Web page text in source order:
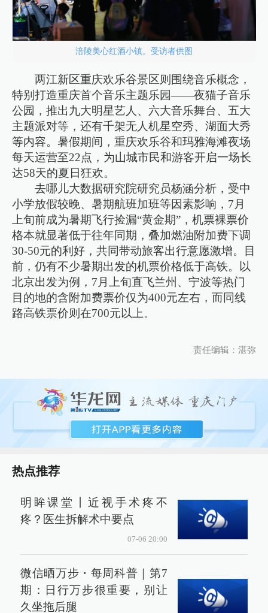
涪陵美心红酒小镇。受访者供图
两江新区重庆欢乐谷景区则围绕音乐概念，
特别打造重庆首个音乐主题乐园——夜猫子音乐
公园，推出九大明星艺人、六大音乐舞台、五大
主题派对等，还有千架无人机星空秀、湖面大秀
等内容。暑假期间，重庆欢乐谷和玛雅海滩夜场
每天运营至22点，为山城市民和游客开启一场长
达58天的夏日狂欢。
去哪儿大数据研究院研究员杨涵分析，受中
小学放假较晚、暑期航班加班等因素影响，7月
上旬前成为暑期飞行捡漏“黄金期”，机票裸票价
格本就显著低于往年同期，叠加燃油附加费下调
30-50元的利好，共同带动旅客出行意愿激增。目
前，仍有不少暑期出发的机票价格低于高铁。以
北京出发为例，7月上旬直飞兰州、宁波等热门
目的地的含附加费票价仅为400元左右，而同线
路高铁票价则在700元以上。
责任编辑：湛弥
热点推荐
明眸课堂丨近视手术疼不
疼？医生拆解术中要点
07-06 20:00
微信晒万步・每周科普｜第7
期：日行万步很重要，别让
久坐拖后腿